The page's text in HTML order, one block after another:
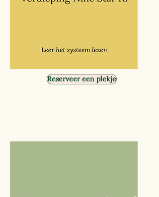
Reserveer een plekje